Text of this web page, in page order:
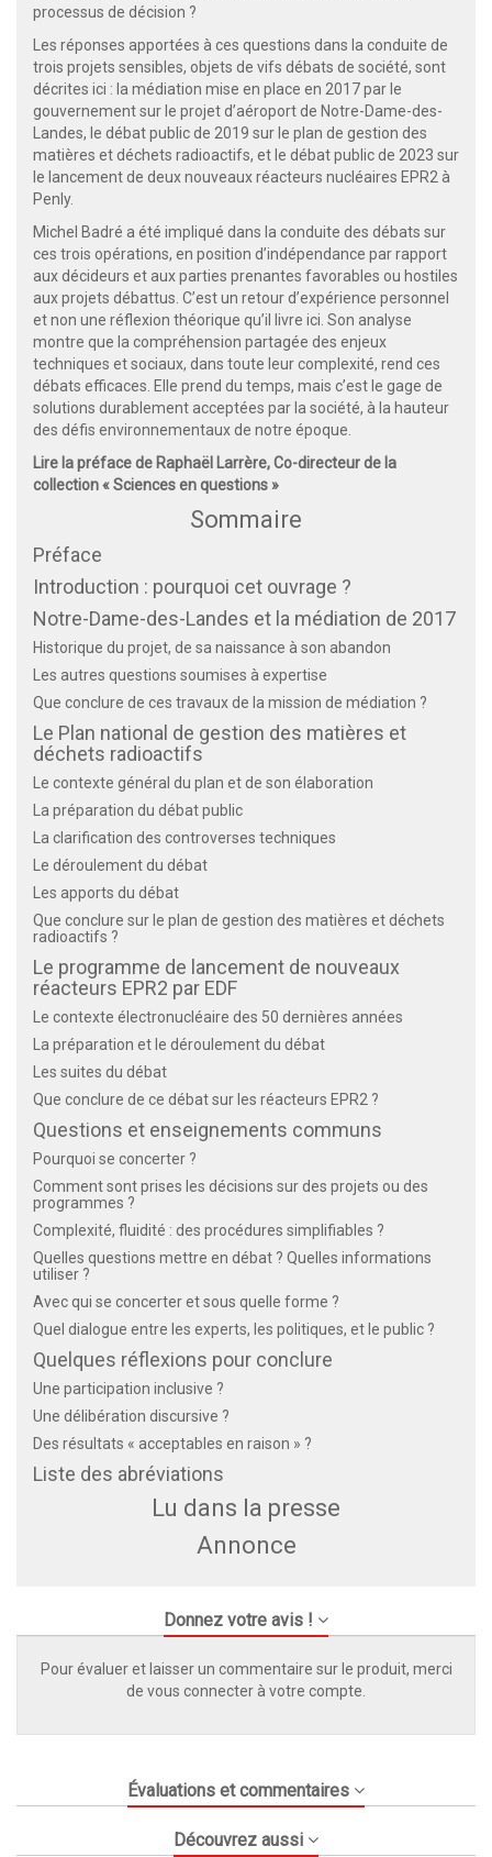
processus de décision ?
Les réponses apportées à ces questions dans la conduite de
trois projets sensibles, objets de vifs débats de société, sont
décrites ici : la médiation mise en place en 2017 par le
gouvernement sur le projet d’aéroport de Notre-Dame-des-
Landes, le débat public de 2019 sur le plan de gestion des
matières et déchets radioactifs, et le débat public de 2023 sur
le lancement de deux nouveaux réacteurs nucléaires EPR2 à
Penly.
Michel Badré a été impliqué dans la conduite des débats sur
ces trois opérations, en position d’indépendance par rapport
aux décideurs et aux parties prenantes favorables ou hostiles
aux projets débattus. C’est un retour d’expérience personnel
et non une réflexion théorique qu’il livre ici. Son analyse
montre que la compréhension partagée des enjeux
techniques et sociaux, dans toute leur complexité, rend ces
débats efficaces. Elle prend du temps, mais c’est le gage de
solutions durablement acceptées par la société, à la hauteur
des défis environnementaux de notre époque.
Lire la préface de Raphaël Larrère, Co-directeur de la
collection « Sciences en questions »
Sommaire
Préface
Introduction : pourquoi cet ouvrage ?
Notre-Dame-des-Landes et la médiation de 2017
Historique du projet, de sa naissance à son abandon
Les autres questions soumises à expertise
Que conclure de ces travaux de la mission de médiation ?
Le Plan national de gestion des matières et
déchets radioactifs
Le contexte général du plan et de son élaboration
La préparation du débat public
La clarification des controverses techniques
Le déroulement du débat
Les apports du débat
Que conclure sur le plan de gestion des matières et déchets
radioactifs ?
Le programme de lancement de nouveaux
réacteurs EPR2 par EDF
Le contexte électronucléaire des 50 dernières années
La préparation et le déroulement du débat
Les suites du débat
Que conclure de ce débat sur les réacteurs EPR2 ?
Questions et enseignements communs
Pourquoi se concerter ?
Comment sont prises les décisions sur des projets ou des
programmes ?
Complexité, fluidité : des procédures simplifiables ?
Quelles questions mettre en débat ? Quelles informations
utiliser ?
Avec qui se concerter et sous quelle forme ?
Quel dialogue entre les experts, les politiques, et le public ?
Quelques réflexions pour conclure
Une participation inclusive ?
Une délibération discursive ?
Des résultats « acceptables en raison » ?
Liste des abréviations
Lu dans la presse
Annonce
Donnez votre avis !
Pour évaluer et laisser un commentaire sur le produit, merci
de vous connecter à votre compte.
Évaluations et commentaires
Découvrez aussi